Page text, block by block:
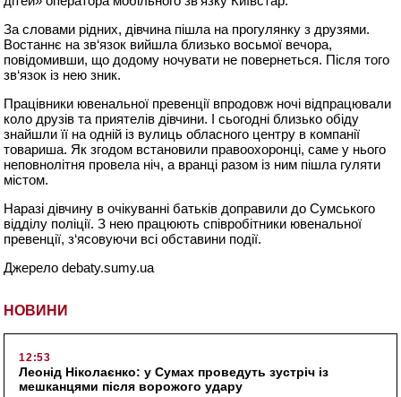
НОВИНИ
12:53
Леонід Ніколаєнко: у Сумах проведуть зустріч із
мешканцями після ворожого удару
За словами рідних, дівчина пішла на прогулянку з друзями.
Востаннє на зв‘язок вийшла близько восьмої вечора,
повідомивши, що додому ночувати не повернеться. Після того
зв‘язок із нею зник.
Працівники ювенальної превенції впродовж ночі відпрацювали
коло друзів та приятелів дівчини. І сьогодні близько обіду
знайшли її на одній із вулиць обласного центру в компанії
товариша. Як згодом встановили правоохоронці, саме у нього
неповнолітня провела ніч, а вранці разом із ним пішла гуляти
містом.
Наразі дівчину в очікуванні батьків доправили до Сумського
відділу поліції. З нею працюють співробітники ювенальної
превенції, з‘ясовуючи всі обставини події.
Джерело debaty.sumy.ua